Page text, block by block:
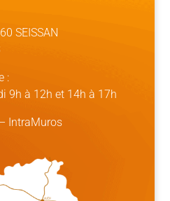
SEISSAN
:
9h à 12h et 14h à 17h
– IntraMuros